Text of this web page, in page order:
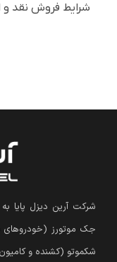
شرایط فروش نقد
شرکت آرین دیزل پایا
جک موتورز (
شکموتو (کشنده و